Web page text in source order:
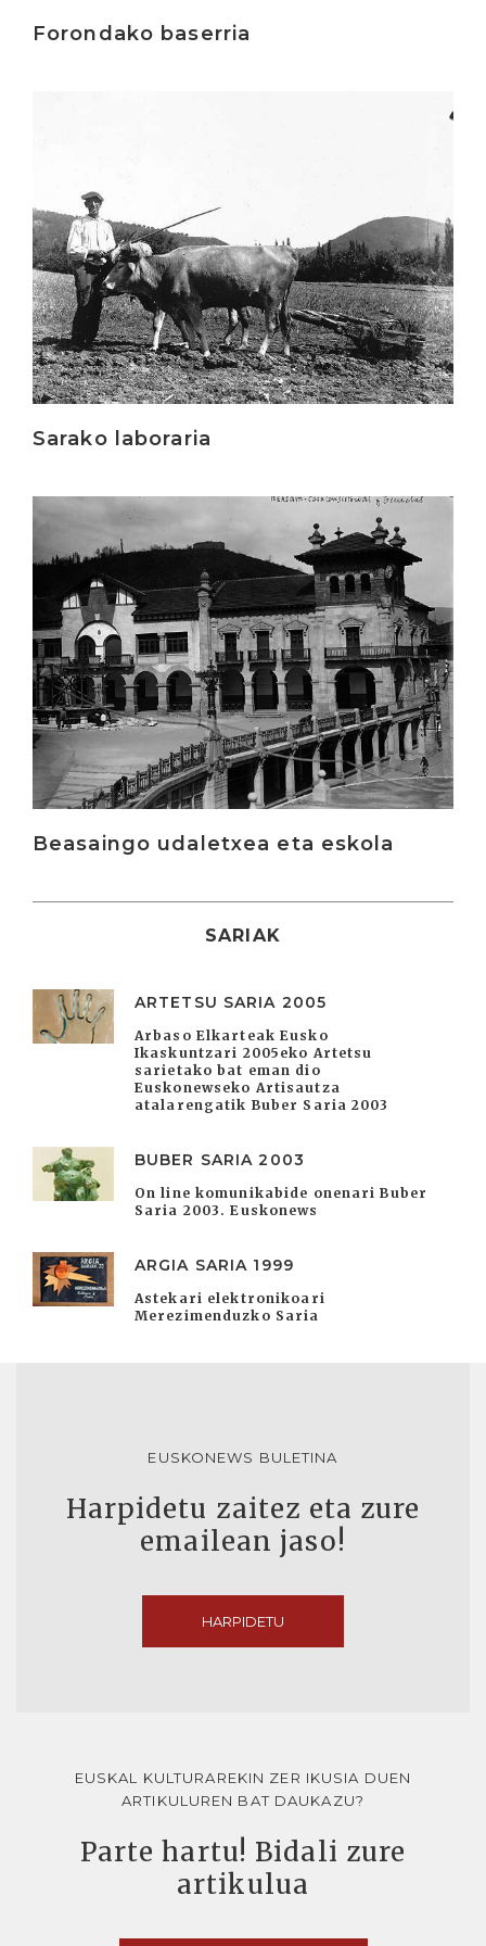
Forondako baserria
Sarako laboraria
Beasaingo udaletxea eta eskola
Irakurri
SARIAK
ARTETSU SARIA 2005
Arbaso Elkarteak Eusko
Ikaskuntzari 2005eko Artetsu
sarietako bat eman dio
Euskonewseko Artisautza
atalarengatik Buber Saria 2003
BUBER SARIA 2003
On line komunikabide onenari Buber
Saria 2003. Euskonews
ARGIA SARIA 1999
Astekari elektronikoari
Merezimenduzko Saria
EUSKONEWS BULETINA
Harpidetu zaitez eta zure
emailean jaso!
HARPIDETU
EUSKAL KULTURAREKIN ZER IKUSIA DUEN
ARTIKULUREN BAT DAUKAZU?
Parte hartu! Bidali zure
artikulua